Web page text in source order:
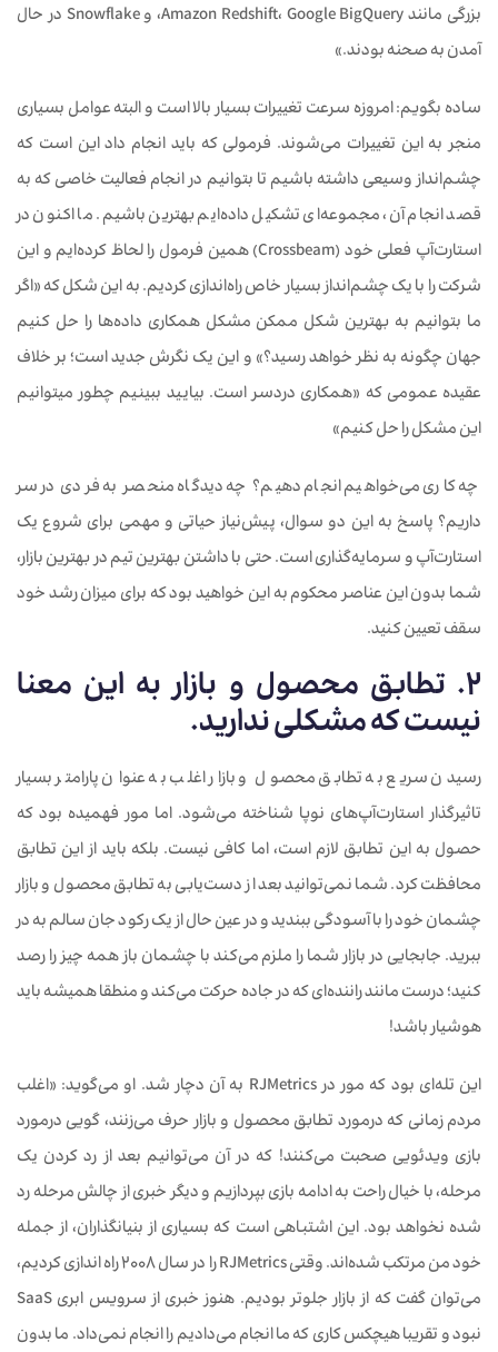
بزرگی مانند Amazon Redshift، Google BigQuery، و Snowflake در حال
آمدن به صحنه بودند.»
ساده بگویم: امروزه سرعت تغییرات بسیار بالا است و البته عوامل بسیاری
منجر به این تغییرات می‌شوند. فرمولی که باید انجام داد این است که
چشم‌انداز وسیعی داشته باشیم تا بتوانیم در انجام فعالیت خاصی که به
قصد انجام آن، مجموعه‌ای تشکیل داده‌ایم بهترین باشیم. ما اکنون در
استارت‌آپ فعلی خود (Crossbeam) همین فرمول را لحاظ کرده‌ایم و این
شرکت را با یک چشم‌انداز بسیار خاص راه‌اندازی کردیم. به این شکل که «اگر
ما بتوانیم به بهترین شکل ممکن مشکل همکاری داده‌ها را حل کنیم
جهان چگونه به نظر خواهد رسید؟» و این یک نگرش جدید است؛ بر خلاف
عقیده عمومی که «همکاری دردسر است. بیایید ببینیم چطور می‎توانیم
این مشکل را حل کنیم»
چه کاری می‌خواهیم انجام دهیم؟ چه دیدگاه منحصر به فردی در سر
داریم؟ پاسخ به این دو سوال، پیش‌نیاز حیاتی و مهمی برای شروع یک
استارت‌آپ و سرمایه‌گذاری است. حتی با داشتن بهترین تیم در بهترین بازار،
شما بدون این عناصر محکوم به این خواهید بود که برای میزان رشد خود
سقف تعیین کنید.
2. تطابق محصول و بازار به این معنا
نیست که مشکلی ندارید.
رسیدن سریع به تطابق محصول و بازار اغلب به عنوان پارامتر بسیار
تاثیرگذار استارت‌آپ‌های نوپا شناخته می‌شود. اما مور فهمیده بود که
حصول به این تطابق لازم است، اما کافی نیست. بلکه باید از این تطابق
محافظت کرد. شما نمی‌توانید بعد از دست‌یابی به تطابق محصول و بازار
چشمان خود را با آسودگی ببندید و در عین حال از یک رکود جان سالم به در
ببرید. جابجایی در بازار شما را ملزم می‌کند با چشمان باز همه چیز را رصد
کنید؛ درست مانند راننده‌ای که در جاده حرکت می‌کند و منطقا همیشه باید
هوشیار باشد!
این تله‌ای بود که مور در RJMetrics به آن دچار شد. او می‌گوید: «اغلب
مردم زمانی که درمورد تطابق محصول و بازار حرف می‌زنند، گویی درمورد
بازی ویدئویی صحبت می‌کنند! که در آن می‌توانیم بعد از رد کردن یک
مرحله، با خیال راحت به ادامه بازی بپردازیم و دیگر خبری از چالش مرحله رد
شده نخواهد بود. این اشتباهی است که بسیاری از بنیانگذاران، از جمله
خود من مرتکب شده‌اند. وقتی RJMetrics را در سال 2008 راه اندازی کردیم،
می‌توان گفت که از بازار جلوتر بودیم. هنوز خبری از سرویس ابری SaaS
نبود و تقریبا هیچکس کاری که ما انجام می‌دادیم را انجام نمی‌داد. ما بدون